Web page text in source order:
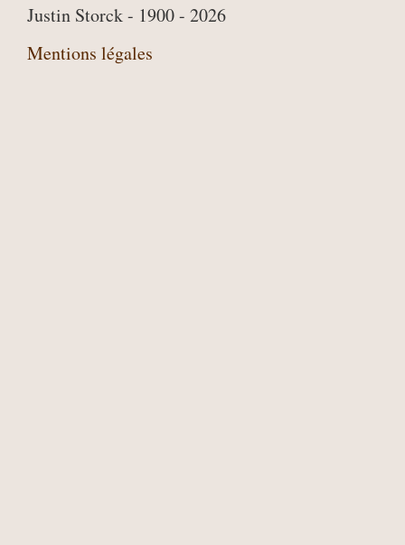
Justin Storck - 1900 - 2026
Mentions légales